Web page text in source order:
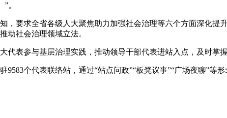
。
要求全省各级人大聚焦助力加强社会治理等六个方面深化提
动社会治理领域立法。
表参与基层治理实践，推动领导干部代表进站入点，及时掌
个代表联络站，通过“站点问政”“板凳议事”“广场夜聊”等